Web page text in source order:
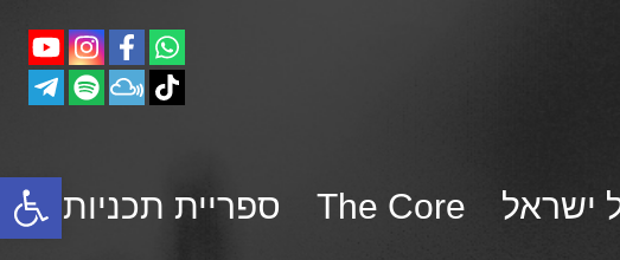
פתח סרגל נגישות ישראל The Core
ספריית תכניות